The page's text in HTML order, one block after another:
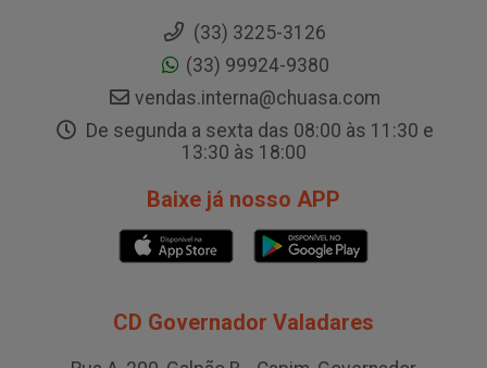
(33) 3225-3126
(33) 99924-9380
vendas.interna@chuasa.com
De segunda a sexta das 08:00 às 11:30 e
13:30 às 18:00
Baixe já nosso APP
CD Governador Valadares